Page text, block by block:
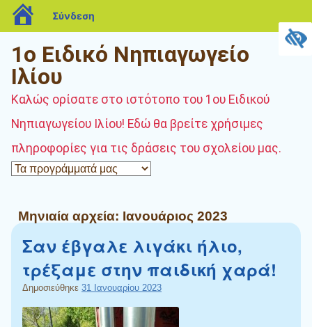
1ο Ειδικό Νηπιαγωγείο
Ιλίου
Καλώς ορίσατε στο ιστότοπο του 1ου Ειδικού
Νηπιαγωγείου Ιλίου! Εδώ θα βρείτε χρήσιμες
πληροφορίες για τις δράσεις του σχολείου μας.
Μηνιαία αρχεία: Ιανουάριος 2023
Σαν έβγαλε λιγάκι ήλιο,
τρέξαμε στην παιδική χαρά!
Δημοσιεύθηκε 31 Ιανουαρίου 2023
blogs.sch.gr
Σύνδεση